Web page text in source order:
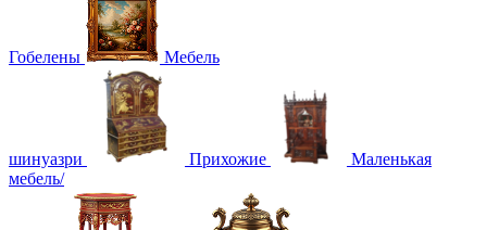
Гобелены Мебель
шинуазри Прихожие
Маленькая
мебель/